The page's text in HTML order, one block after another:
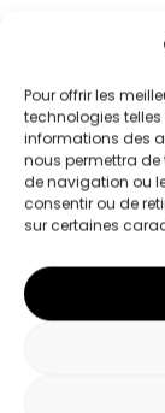
Pour offrir les
technologies
informations des
nous permettra
de navigation ou
consentir ou de
sur certaines